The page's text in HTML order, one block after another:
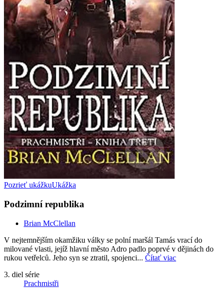
Pozrieť ukážkuUkážka
Podzimní republika
Brian McClellan
V nejtemnějším okamžiku války se polní maršál Tamás vrací do
milované vlasti, jejíž hlavní město Adro padlo poprvé v dějinách do
rukou vetřelců. Jeho syn se ztratil, spojenci... Čítať viac
3. diel série
Prachmistři